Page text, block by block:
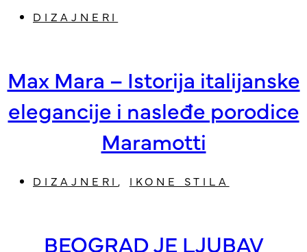
DIZAJNERI
Max Mara – Istorija italijanske
elegancije i nasleđe porodice
Maramotti
DIZAJNERI , IKONE STILA
BEOGRAD JE LJUBAV